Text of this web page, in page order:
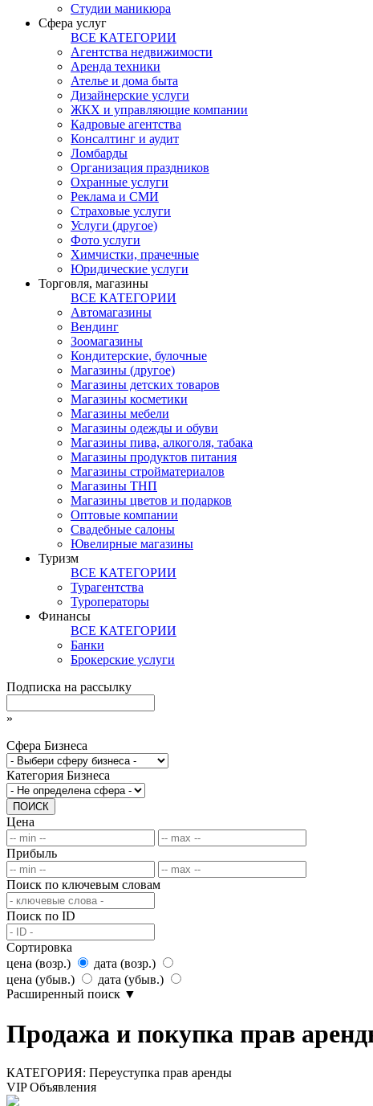
Студии маникюра
Сфера услуг
ВСЕ КАТЕГОРИИ
Агентства недвижимости
Аренда техники
Ателье и дома быта
Дизайнерские услуги
ЖКХ и управляющие компании
Кадровые агентства
Консалтинг и аудит
Ломбарды
Организация праздников
Охранные услуги
Реклама и СМИ
Страховые услуги
Услуги (другое)
Фото услуги
Химчистки, прачечные
Юридические услуги
Торговля, магазины
ВСЕ КАТЕГОРИИ
Автомагазины
Вендинг
Зоомагазины
Кондитерские, булочные
Магазины (другое)
Магазины детских товаров
Магазины косметики
Магазины мебели
Магазины одежды и обуви
Магазины пива, алкоголя, табака
Магазины продуктов питания
Магазины стройматериалов
Магазины ТНП
Магазины цветов и подарков
Оптовые компании
Свадебные салоны
Ювелирные магазины
Туризм
ВСЕ КАТЕГОРИИ
Турагентства
Туроператоры
Финансы
ВСЕ КАТЕГОРИИ
Банки
Брокерские услуги
Подписка на рассылку
»
Сфера Бизнеса
Категория Бизнеса
ПОИСК
Цена
Прибыль
Поиск по ключевым словам
Поиск по ID
Сортировка
цена (возр.)
дата (возр.)
цена (убыв.)
дата (убыв.)
Расширенный поиск ▼
Продажа и покупка прав
КАТЕГОРИЯ: Переуступка прав аренды
VIP Объявления